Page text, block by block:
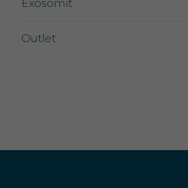
Exosomit
Outlet